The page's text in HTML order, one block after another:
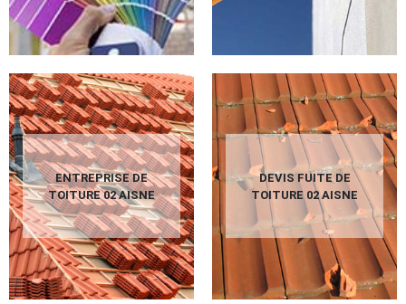
ENTREPRISE DE
TOITURE 02 AISNE
DEVIS FUITE DE
TOITURE 02 AISNE